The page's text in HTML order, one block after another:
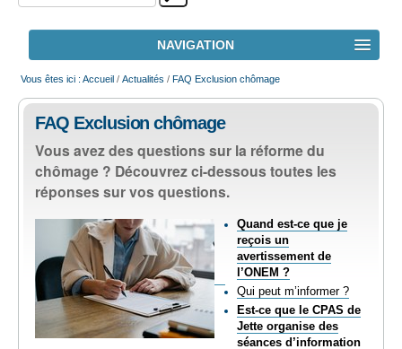
personnels
Recherche
NAVIGATION
ACCUEIL
LE CPAS
ACTION SOCIALE
EMPLOI
AIDE ALIMENTAIRE
SENIORS
Vous êtes ici : Accueil / Actualités / FAQ Exclusion chômage
FAQ Exclusion chômage
Vous avez des questions sur la réforme du
chômage ? Découvrez ci-dessous toutes les
réponses sur vos questions.
Quand est-ce que je
reçois un
avertissement de
l’ONEM ?
Qui peut m’informer ?
Est-ce que le CPAS de
Jette organise des
séances d’information